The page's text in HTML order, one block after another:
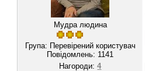
Мудра людина
Група: Перевірений користувач
Повідомлень: 1141
Нагороди:4